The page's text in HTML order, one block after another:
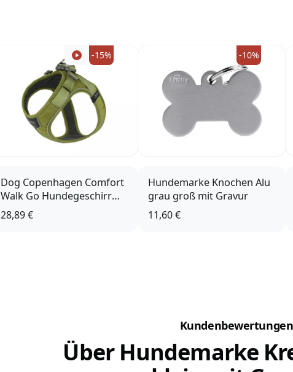
-15%
Dog Copenhagen Comfort
Walk Go Hundegeschirr
Hunting Green
28,89 €
-10%
Hundemarke Knochen Alu
grau groß mit Gravur
11,60 €
Kundenbewertungen
Über Hundemarke